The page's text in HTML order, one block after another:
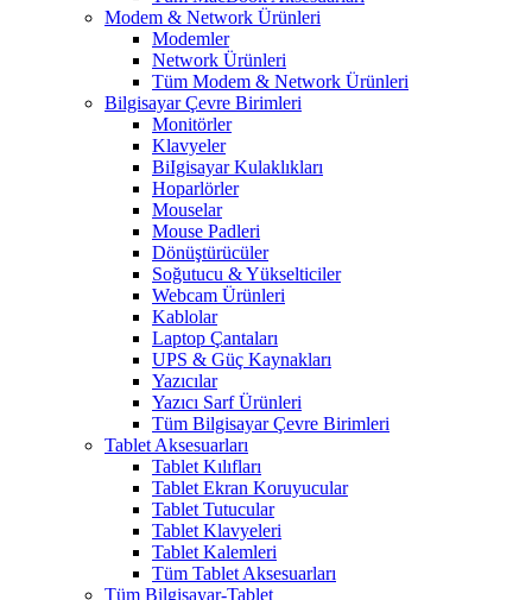
Modem & Network Ürünleri
Modemler
Network Ürünleri
Tüm Modem & Network Ürünleri
Bilgisayar Çevre Birimleri
Monitörler
Klavyeler
BiIgisayar Kulaklıkları
Hoparlörler
Mouselar
Mouse Padleri
Dönüştürücüler
Soğutucu & Yükselticiler
Webcam Ürünleri
Kablolar
Laptop Çantaları
UPS & Güç Kaynakları
Yazıcılar
Yazıcı Sarf Ürünleri
Tüm Bilgisayar Çevre Birimleri
Tablet Aksesuarları
Tablet Kılıfları
Tablet Ekran Koruyucular
Tablet Tutucular
Tablet Klavyeleri
Tablet Kalemleri
Tüm Tablet Aksesuarları
Tüm Bilgisayar-Tablet